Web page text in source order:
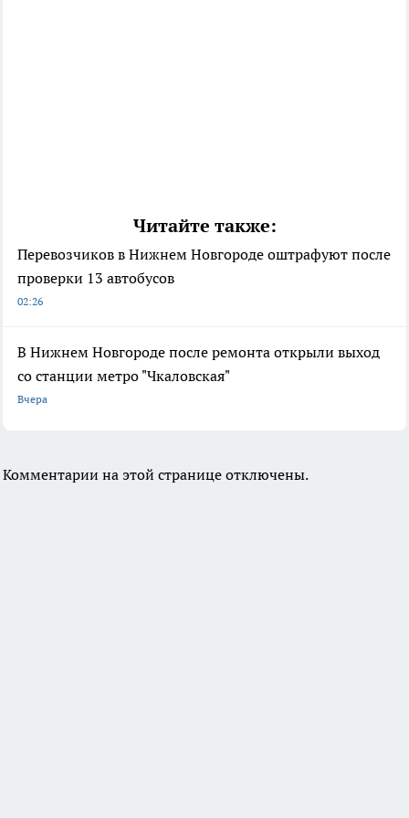
Читайте также:
Перевозчиков в Нижнем Новгороде оштрафуют после
проверки 13 автобусов
02:26
В Нижнем Новгороде после ремонта открыли выход
со станции метро "Чкаловская"
Вчера
Комментарии на этой странице отключены.